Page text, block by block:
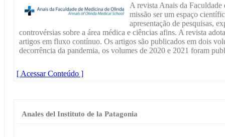
A revista Anais da
missão ser um espaço
apresentação de pesquisas,
controvérsias sobre a área médica e ciências afins. A revista
artigos em fluxo contínuo. Os artigos são publicados em dois
decorrência da pandemia, os volumes de 2020 e 2021 foram
[ Acessar Conteúdo ]
Anales del Instituto de la Patagonia